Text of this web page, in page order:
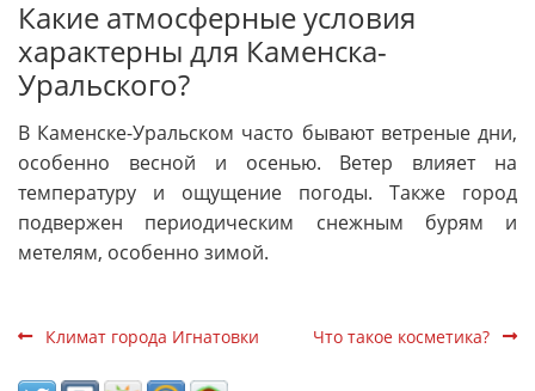
Какие атмосферные условия
характерны для Каменска-
Уральского?
В Каменске-Уральском часто бывают ветреные дни,
особенно весной и осенью. Ветер влияет на
температуру и ощущение погоды. Также город
подвержен периодическим снежным бурям и
метелям, особенно зимой.
Климат города Игнатовки Что такое косметика?